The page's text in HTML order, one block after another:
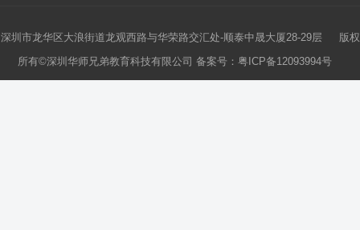
深圳市龙华区大浪街道龙观西路与华荣路交汇处-顺泰中晟大厦28-29层 版权
所有©深圳华师兄弟教育科技有限公司 备案号： 粤ICP备12093994号